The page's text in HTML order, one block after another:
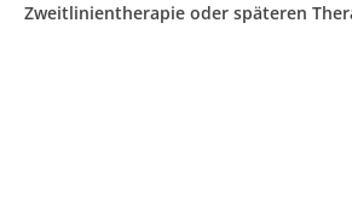
Zweitlinientherapie oder späteren